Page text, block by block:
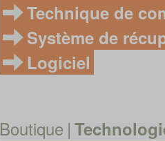
Technique de
Système de
Logiciel
Boutique |